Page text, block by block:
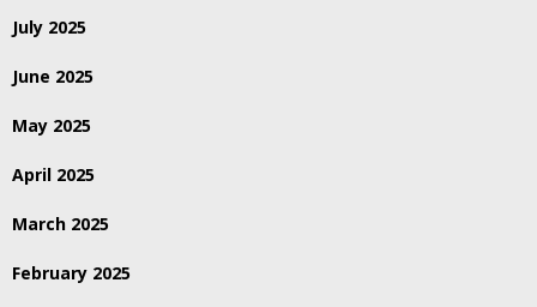
July 2025
June 2025
May 2025
April 2025
March 2025
February 2025